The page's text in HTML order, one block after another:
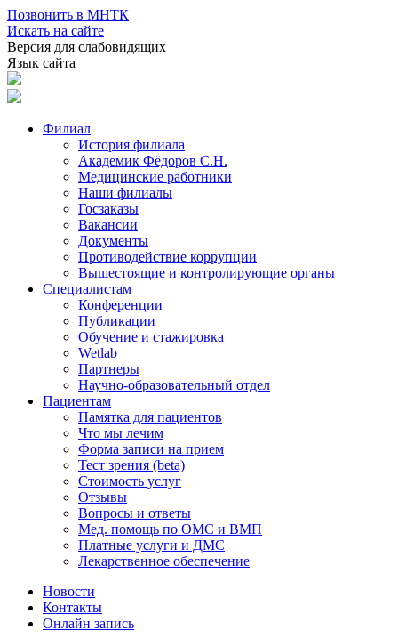
Позвонить в МНТК
Искать на сайте
Версия для слабовидящих
Язык сайта
Филиал
История филиала
Академик Фёдоров С.Н.
Медицинские работники
Наши филиалы
Госзаказы
Вакансии
Документы
Противодействие коррупции
Вышестоящие и контролирующие органы
Специалистам
Конференции
Публикации
Обучение и стажировка
Wetlab
Партнеры
Научно-образовательный отдел
Пациентам
Памятка для пациентов
Что мы лечим
Форма записи на прием
Тест зрения (beta)
Стоимость услуг
Отзывы
Вопросы и ответы
Мед. помощь по ОМС и ВМП
Платные услуги и ДМС
Лекарственное обеспечение
Новости
Контакты
Онлайн запись